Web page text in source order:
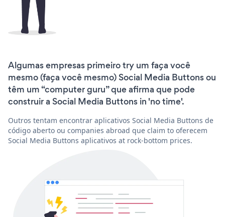
Algumas empresas primeiro try um faça você
mesmo (faça você mesmo) Social Media Buttons ou
têm um “computer guru” que afirma que pode
construir a Social Media Buttons in 'no time'.
Outros tentam encontrar aplicativos Social Media Buttons de
código aberto ou companies abroad que claim to oferecem
Social Media Buttons aplicativos at rock-bottom prices.